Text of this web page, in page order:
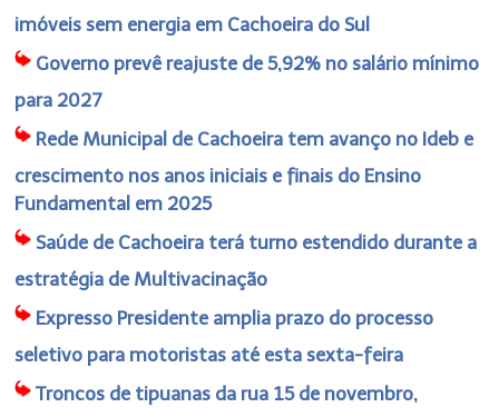
imóveis sem energia em Cachoeira do Sul
Governo prevê reajuste de 5,92% no salário mínimo
para 2027
Rede Municipal de Cachoeira tem avanço no Ideb e
crescimento nos anos iniciais e finais do Ensino
Fundamental em 2025
Saúde de Cachoeira terá turno estendido durante a
estratégia de Multivacinação
Expresso Presidente amplia prazo do processo
seletivo para motoristas até esta sexta-feira
Troncos de tipuanas da rua 15 de novembro,